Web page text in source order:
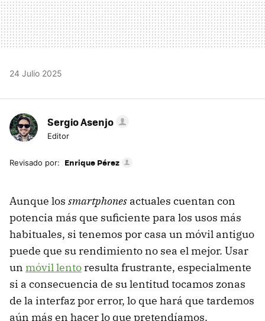
24 Julio 2025
Sergio Asenjo
Editor
Revisado por: Enrique Pérez
Aunque los smartphones actuales cuentan con
potencia más que suficiente para los usos más
habituales, si tenemos por casa un móvil antiguo
puede que su rendimiento no sea el mejor. Usar
un móvil lento resulta frustrante, especialmente
si a consecuencia de su lentitud tocamos zonas
de la interfaz por error, lo que hará que tardemos
aún más en hacer lo que pretendíamos.